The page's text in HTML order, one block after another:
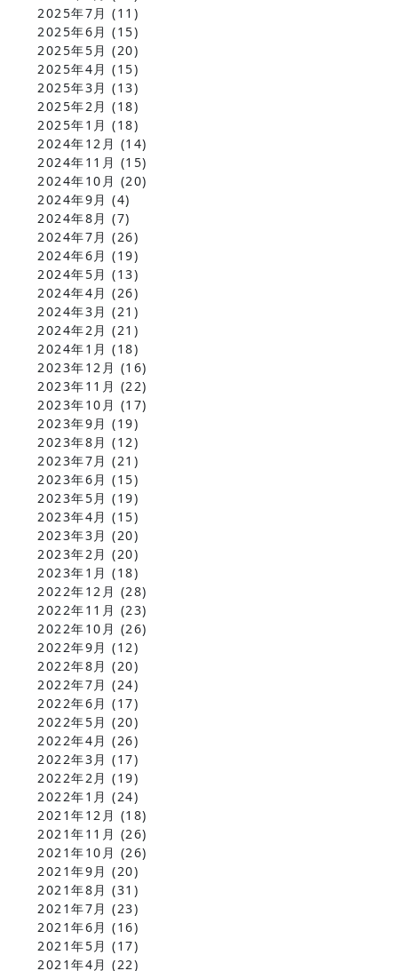
2025年7月 (11)
2025年6月 (15)
2025年5月 (20)
2025年4月 (15)
2025年3月 (13)
2025年2月 (18)
2025年1月 (18)
2024年12月 (14)
2024年11月 (15)
2024年10月 (20)
2024年9月 (4)
2024年8月 (7)
2024年7月 (26)
2024年6月 (19)
2024年5月 (13)
2024年4月 (26)
2024年3月 (21)
2024年2月 (21)
2024年1月 (18)
2023年12月 (16)
2023年11月 (22)
2023年10月 (17)
2023年9月 (19)
2023年8月 (12)
2023年7月 (21)
2023年6月 (15)
2023年5月 (19)
2023年4月 (15)
2023年3月 (20)
2023年2月 (20)
2023年1月 (18)
2022年12月 (28)
2022年11月 (23)
2022年10月 (26)
2022年9月 (12)
2022年8月 (20)
2022年7月 (24)
2022年6月 (17)
2022年5月 (20)
2022年4月 (26)
2022年3月 (17)
2022年2月 (19)
2022年1月 (24)
2021年12月 (18)
2021年11月 (26)
2021年10月 (26)
2021年9月 (20)
2021年8月 (31)
2021年7月 (23)
2021年6月 (16)
2021年5月 (17)
2021年4月 (22)